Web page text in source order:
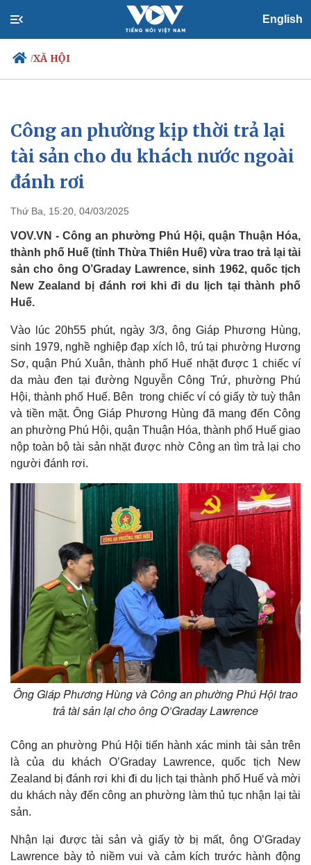
English
/XÃ HỘI
Chính trị
Đảng
Tổ chức nhân sự
Quốc hội
Xã hội
Tin 24h
Dự báo thời tiết
Công an phường kịp thời trả lại
tài sản cho du khách nước ngoài
đánh rơi
Thứ Ba, 15:20, 04/03/2025
VOV.VN - Công an phường Phú Hội, quận Thuận Hóa,
thành phố Huế (tỉnh Thừa Thiên Huế) vừa trao trả lại tài
sản cho ông O’Graday Lawrence, sinh 1962, quốc tịch
New Zealand bị đánh rơi khi đi du lịch tại thành phố
Huế.
Vào lúc 20h55 phút, ngày 3/3, ông Giáp Phương Hùng,
sinh 1979, nghề nghiệp đạp xích lô, trú tại phường Hương
Sơ, quận Phú Xuân, thành phố Huế nhặt được 1 chiếc ví
da màu đen tại đường Nguyễn Công Trứ, phường Phú
Hội, thành phố Huế. Bên trong chiếc ví có giấy tờ tuỳ thân
và tiền mặt. Ông Giáp Phương Hùng đã mang đến Công
an phường Phú Hội, quận Thuận Hóa, thành phố Huế giao
nộp toàn bộ tài sản nhặt được nhờ Công an tìm trả lại cho
người đánh rơi.
Ông Giáp Phương Hùng và Công an phường Phú Hội trao
trả tài sản lại cho ông O’Graday Lawrence
Công an phường Phú Hội tiến hành xác minh tài sản trên
là của du khách O’Graday Lawrence, quốc tịch New
Zealand bị đánh rơi khi đi du lịch tại thành phố Huế và mời
du khách này đến công an phường làm thủ tục nhận lại tài
sản.
Nhận lại được tài sản và giấy tờ bị mất, ông O’Graday
Lawrence bày tỏ niềm vui và cảm kích trước hành động